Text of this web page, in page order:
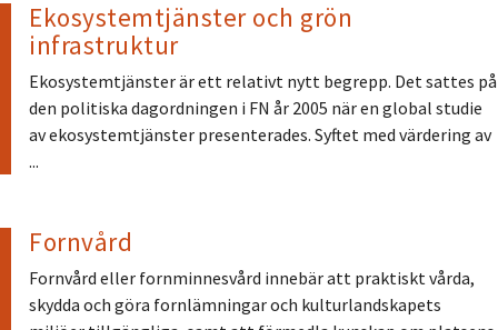
Ekosystemtjänster och grön
infrastruktur
Ekosystemtjänster är ett relativt nytt begrepp. Det sattes på
den politiska dagordningen i FN år 2005 när en global studie
av ekosystemtjänster presenterades. Syftet med värdering av
...
Fornvård
Fornvård eller fornminnesvård innebär att praktiskt vårda,
skydda och göra fornlämningar och kulturlandskapets